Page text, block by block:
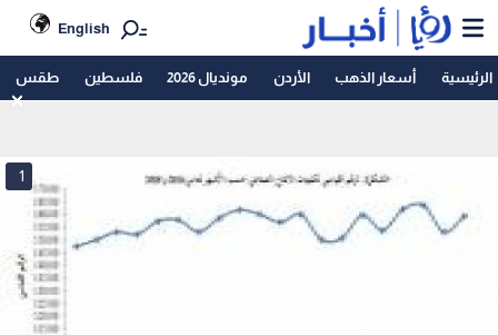
English
الرئيسية أسعار الذهب الأردن مونديال 2026 فلسطين طقس
1